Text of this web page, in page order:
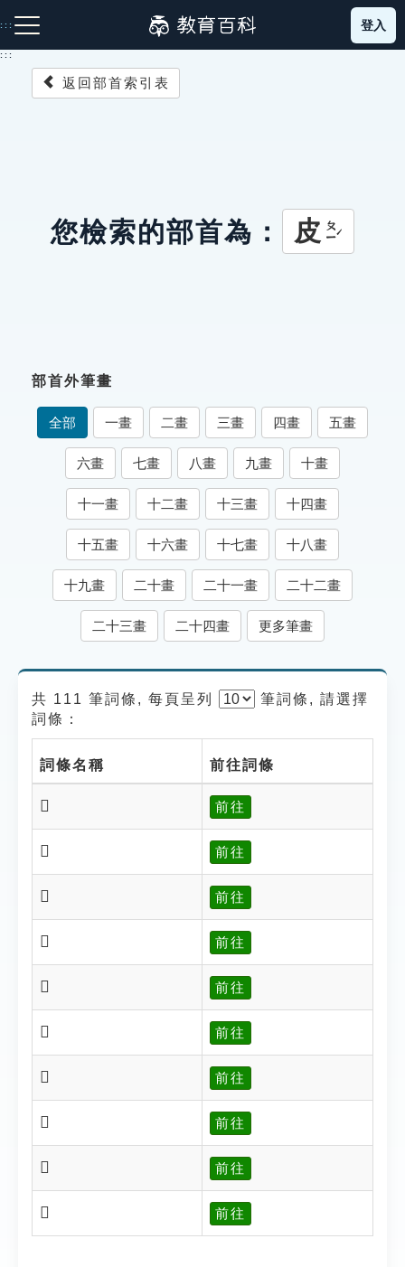
到
主
:::
成語故事
索引選單
知識索引
單字索引
生命大百科索引
遊戲專區
貓頭鷹博士
登入
:::
返回部首索引表
您檢索的部首為： 皮 ㄆㄧˊ
部首外筆畫
全部 一畫 二畫 三畫 四畫 五畫
六畫 七畫 八畫 九畫 十畫
十一畫 十二畫 十三畫 十四畫
十五畫 十六畫 十七畫 十八畫
十九畫 二十畫 二十一畫 二十二畫
二十三畫 二十四畫 更多筆畫
共 111 筆詞條, 每頁呈列 筆詞條, 請選擇
詞條：
詞條名稱 前往詞條
𥀭 前往
𥀯 前往
𥀰 前往
𥀱 前往
𥀲 前往
𥀴 前往
𥀵 前往
𥀶 前往
𥀶 前往
𥀹 前往